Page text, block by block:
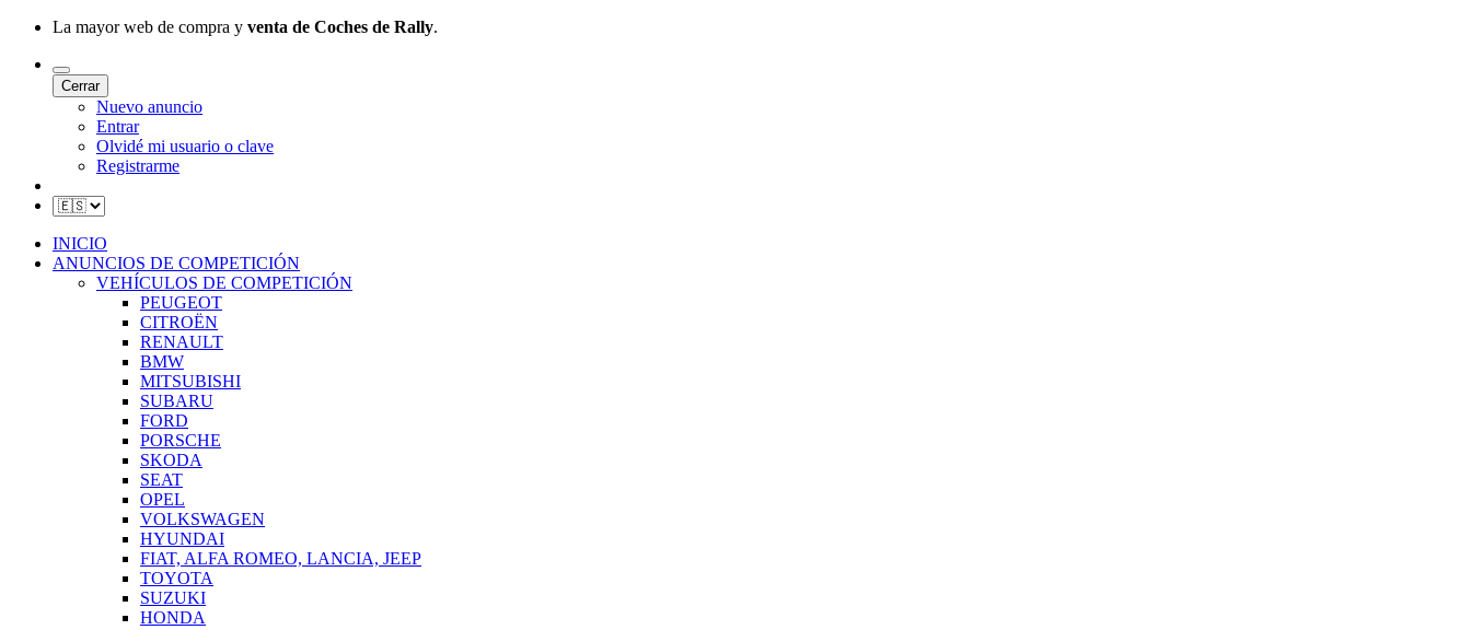
La mayor web de compra y venta de Coches de Rally.
Cerrar
Nuevo anuncio
Entrar
Olvidé mi usuario o clave
Registrarme
INICIO
ANUNCIOS DE COMPETICIÓN
VEHÍCULOS DE COMPETICIÓN
PEUGEOT
CITROËN
RENAULT
BMW
MITSUBISHI
SUBARU
FORD
PORSCHE
SKODA
SEAT
OPEL
VOLKSWAGEN
HYUNDAI
FIAT, ALFA ROMEO, LANCIA, JEEP
TOYOTA
SUZUKI
HONDA